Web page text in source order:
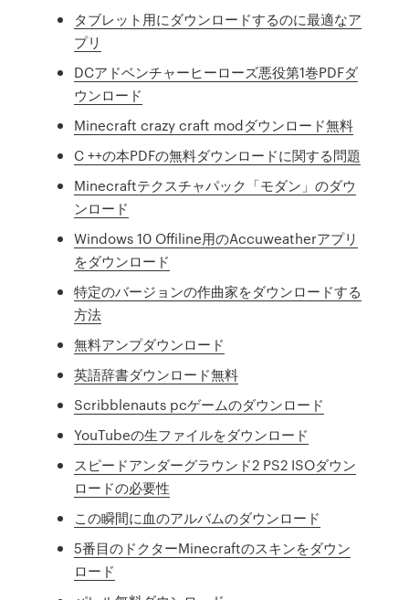
タブレット用にダウンロードするのに最適なア
プリ
DCアドベンチャーヒーローズ悪役第1巻PDFダ
ウンロード
Minecraft crazy craft modダウンロード無料
C ++の本PDFの無料ダウンロードに関する問題
Minecraftテクスチャパック「モダン」のダウ
ンロード
Windows 10 Offiline用のAccuweatherアプリ
をダウンロード
特定のバージョンの作曲家をダウンロードする
方法
無料アンプダウンロード
英語辞書ダウンロード無料
Scribblenauts pcゲームのダウンロード
YouTubeの生ファイルをダウンロード
スピードアンダーグラウンド2 PS2 ISOダウン
ロードの必要性
この瞬間に血のアルバムのダウンロード
5番目のドクターMinecraftのスキンをダウン
ロード